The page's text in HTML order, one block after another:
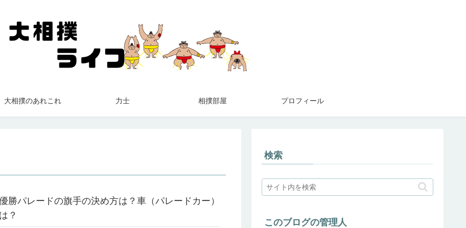
大相撲のあれこれ 力士 相撲部屋 プロフィール
勝パレードの旗手の決め方は？車（パレードカー）
？
検索
このブログの管理人